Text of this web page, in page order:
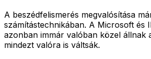
A beszédfelismerés megvalósítása
számítástechnikában. A Microsoft és
azonban immár valóban közel állnak
mindezt valóra is váltsák.